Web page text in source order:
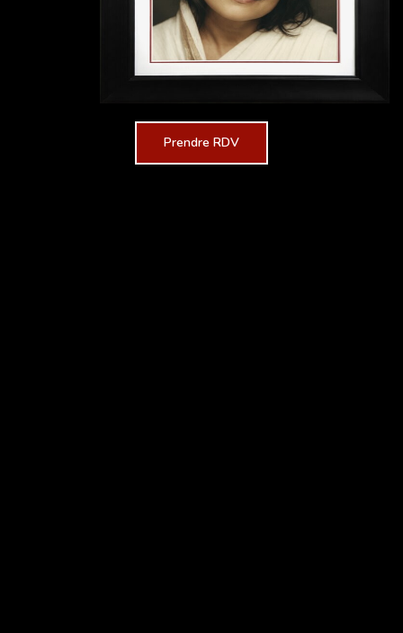
Prendre RDV